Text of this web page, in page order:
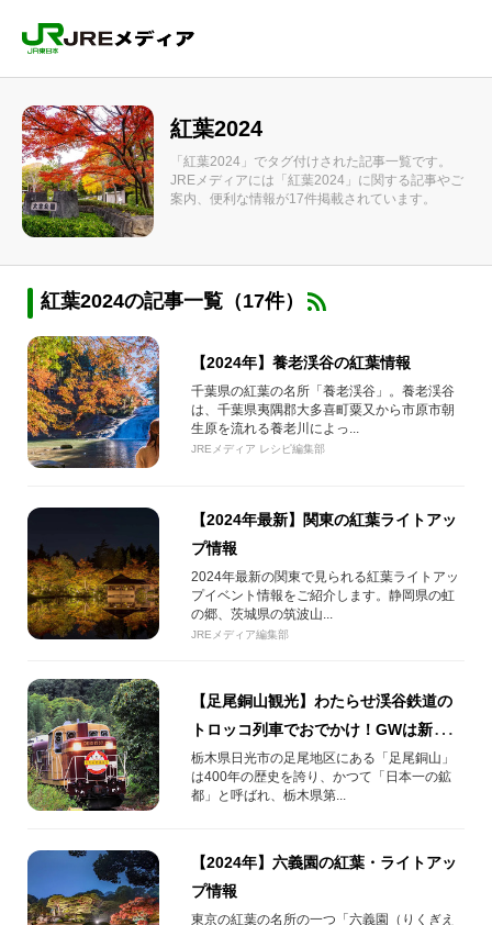
紅葉2024
「紅葉2024」でタグ付けされた記事一覧です。
JREメディアには「紅葉2024」に関する記事やご
案内、便利な情報が17件掲載されています。
紅葉2024の記事一覧（17件）
【2024年】養老渓谷の紅葉情報
千葉県の紅葉の名所「養老渓谷」。養老渓谷
は、千葉県夷隅郡大多喜町粟又から市原市朝
生原を流れる養老川によっ...
JREメディア レシピ編集部
【2024年最新】関東の紅葉ライトアッ
プ情報
2024年最新の関東で見られる紅葉ライトアッ
プイベント情報をご紹介します。静岡県の虹
の郷、茨城県の筑波山...
JREメディア編集部
【足尾銅山観光】わたらせ渓谷鉄道の
トロッコ列車でおでかけ！GWは新緑の
景色を楽しもう！ 栃木県日光市
栃木県日光市の足尾地区にある「足尾銅山」
は400年の歴史を誇り、かつて「日本一の鉱
都」と呼ばれ、栃木県第...
【2024年】六義園の紅葉・ライトアッ
プ情報
東京の紅葉の名所の一つ「六義園（りくぎえ